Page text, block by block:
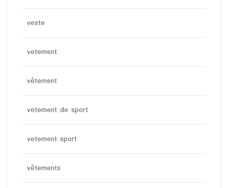
veste
vetement
vêtement
vetement de sport
vetement sport
vêtements